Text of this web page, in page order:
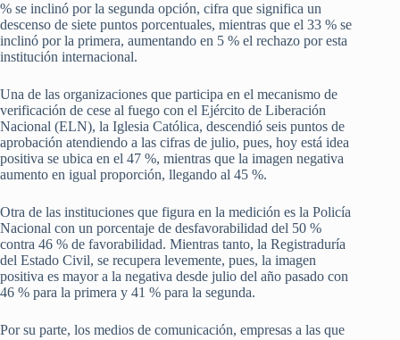
% se inclinó por la segunda opción, cifra que significa un
descenso de siete puntos porcentuales, mientras que el 33 % se
inclinó por la primera, aumentando en 5 % el rechazo por esta
institución internacional.
Una de las organizaciones que participa en el mecanismo de
verificación de cese al fuego con el Ejército de Liberación
Nacional (ELN), la Iglesia Católica, descendió seis puntos de
aprobación atendiendo a las cifras de julio, pues, hoy está idea
positiva se ubica en el 47 %, mientras que la imagen negativa
aumento en igual proporción, llegando al 45 %.
Otra de las instituciones que figura en la medición es la Policía
Nacional con un porcentaje de desfavorabilidad del 50 %
contra 46 % de favorabilidad. Mientras tanto, la Registraduría
del Estado Civil, se recupera levemente, pues, la imagen
positiva es mayor a la negativa desde julio del año pasado con
46 % para la primera y 41 % para la segunda.
Por su parte, los medios de comunicación, empresas a las que